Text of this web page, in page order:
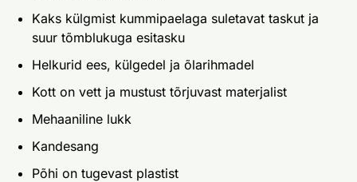
Kaks külgmist kummipaelaga suletavat taskut ja
suur tõmblukuga esitasku
Helkurid ees, külgedel ja õlarihmadel
Kott on vett ja mustust tõrjuvast materjalist
Mehaaniline lukk
Kandesang
Põhi on tugevast plastist